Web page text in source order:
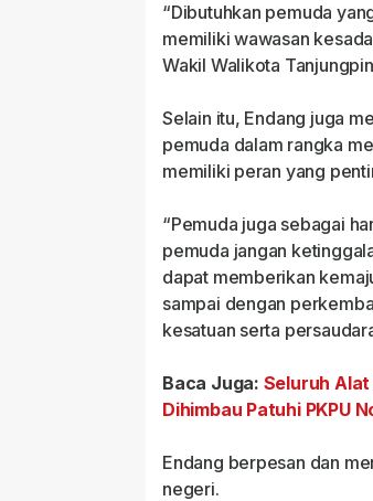
“Dibutuhkan pemuda
memiliki wawasan
Wakil Walikota
Selain itu, Endang juga
pemuda dalam rangka
memiliki peran yang
“Pemuda juga sebagai
pemuda jangan
dapat memberikan
sampai dengan
kesatuan serta
Baca Juga: Seluruh
Dihimbau Patuhi PKPU
Endang berpesan dan
negeri.